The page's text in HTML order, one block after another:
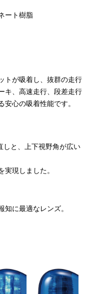
ート樹脂
トが吸着し、抜群の走行
キ、高速走行、段差走行
心の吸着性能です。
しと、上下視野角が広い
現しました。
に最適なレンズ。